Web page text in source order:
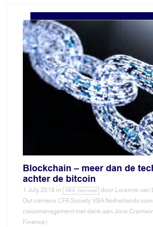
Blockchain – meer dan de
achter de bitcoin
1 July 2018 in VBA Journaal door Loranne van
Out namens CFA Society VBA Netherlands
risicomanagement met dank aan Joris
Finance)